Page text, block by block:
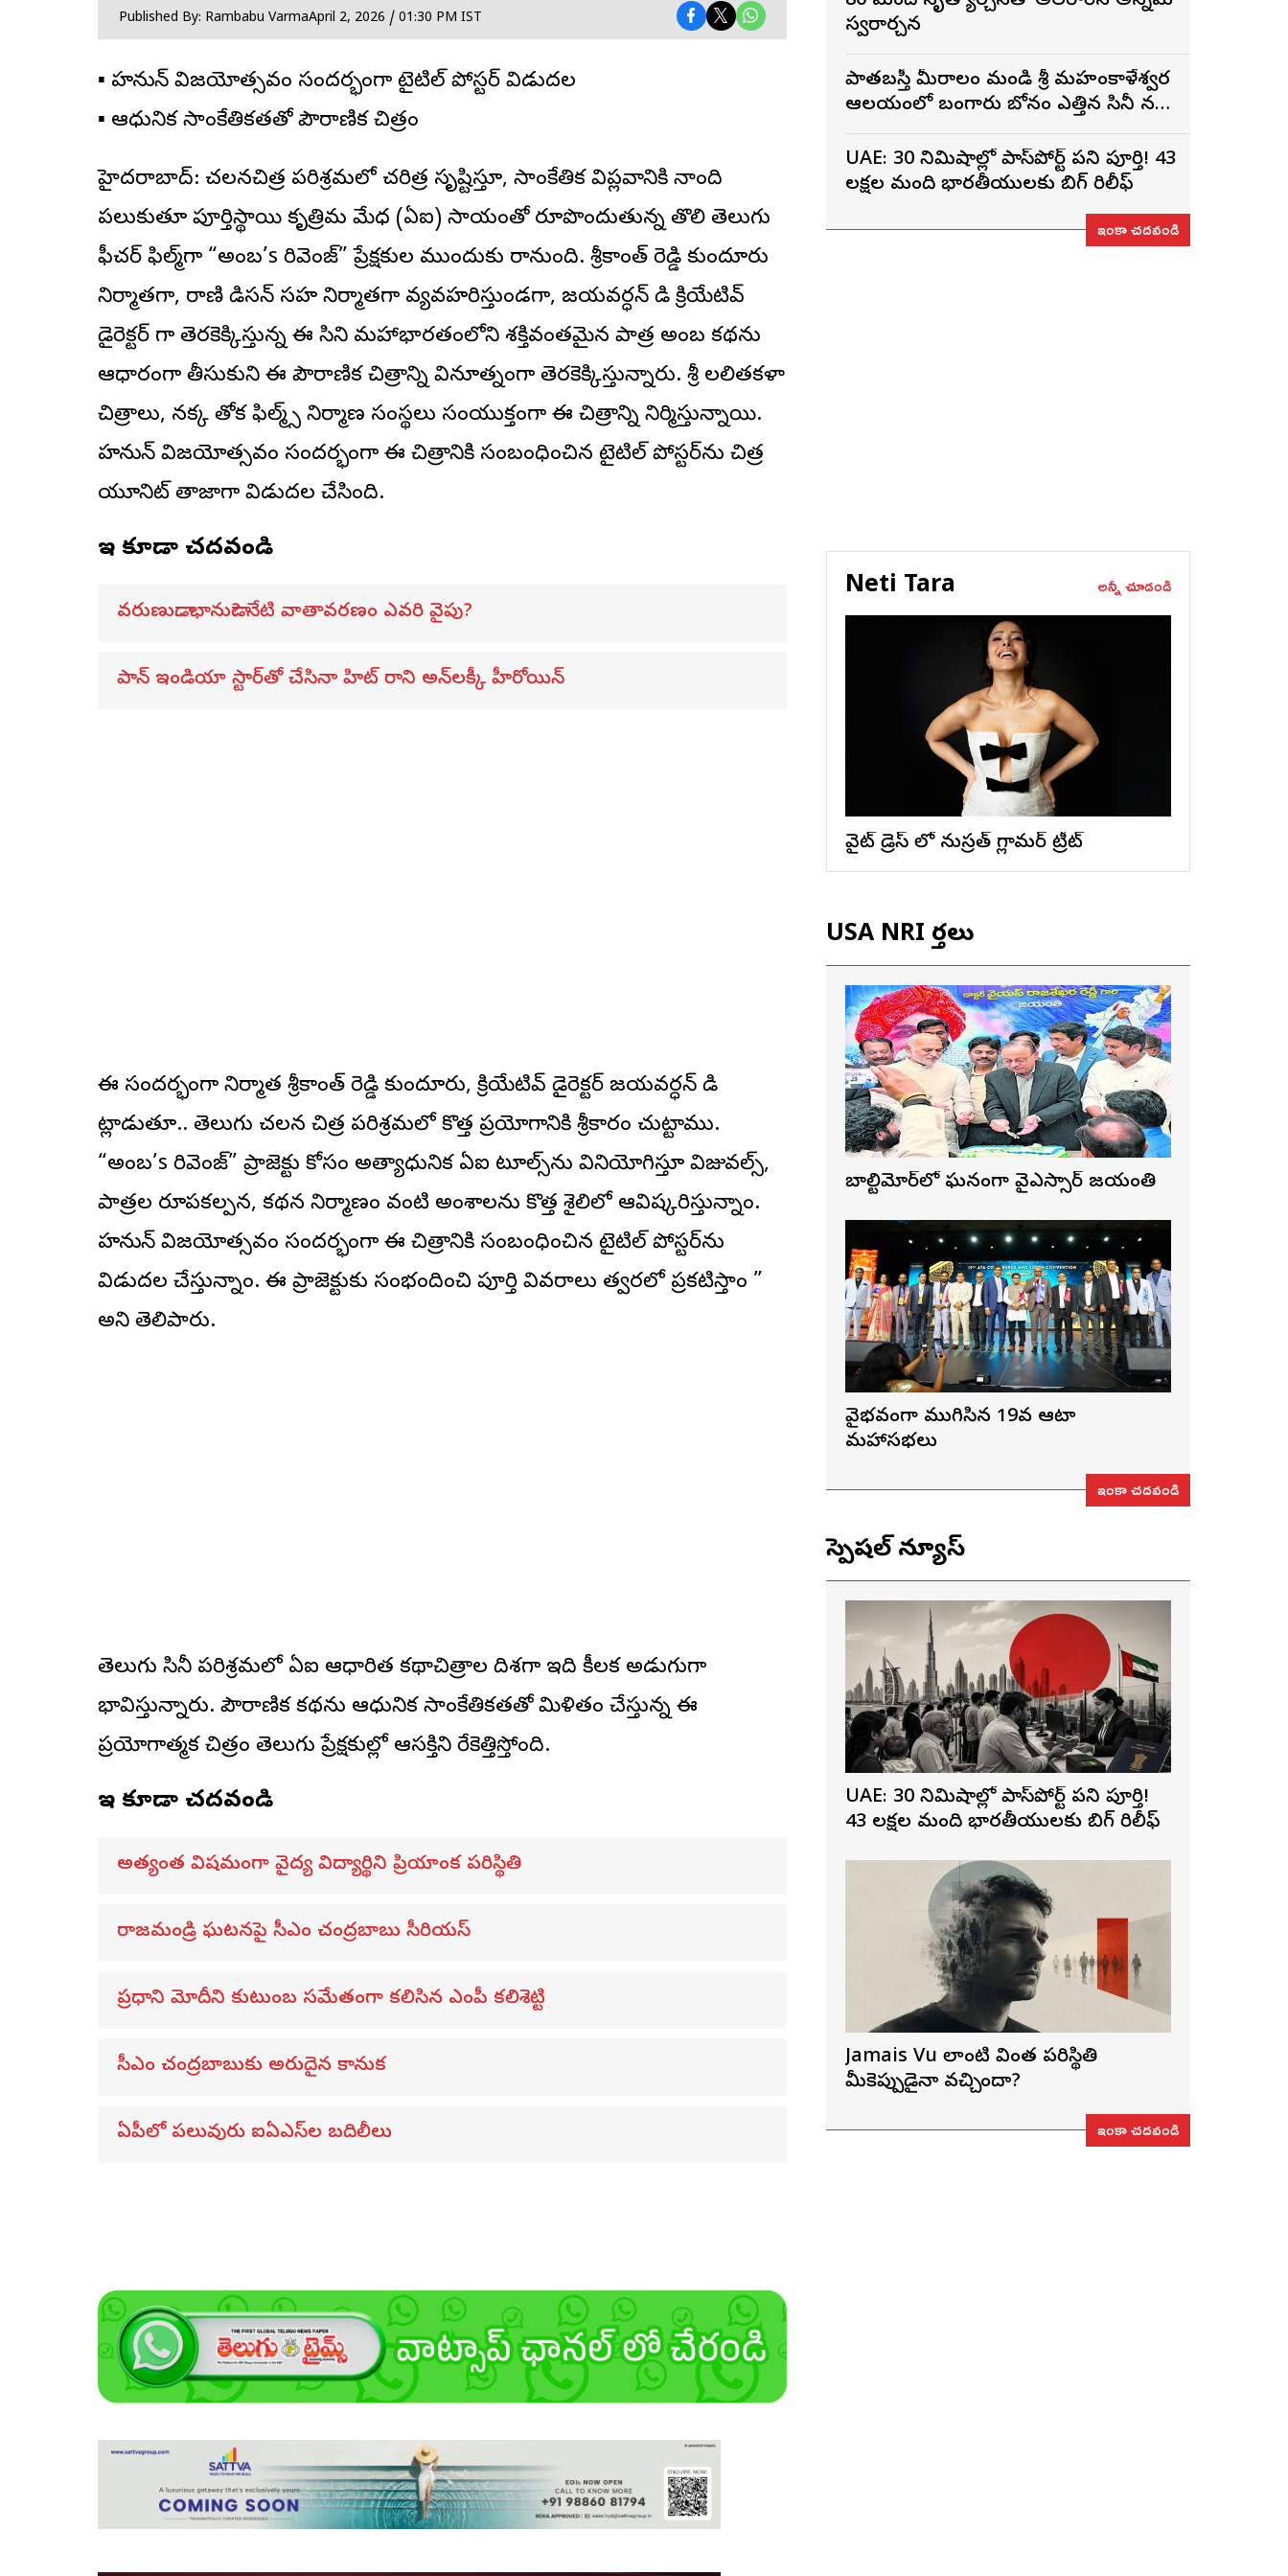
Published By: Rambabu VarmaApril 2, 2026 / 01:30 PM IST
▪️ హనుమాన్ విజయోత్సవం సందర్భంగా టైటిల్ పోస్టర్‌ విడుదల
▪️ ఆధునిక సాంకేతికతతో పౌరాణిక చిత్రం
హైదరాబాద్: చలనచిత్ర పరిశ్రమలో చరిత్ర సృష్టిస్తూ, సాంకేతిక విప్లవానికి నాంది
పలుకుతూ పూర్తిస్థాయి కృత్రిమ మేధ (ఏఐ) సాయంతో రూపొందుతున్న తొలి తెలుగు
ఫీచర్‌ ఫిల్మ్‌గా “అంబ’s రివెంజ్” ప్రేక్షకుల ముందుకు రానుంది. శ్రీకాంత్ రెడ్డి కుందూరు
నిర్మాతగా, రాణి మాడిసన్ సహ నిర్మాతగా వ్యవహరిస్తుండగా, జయవర్ధన్ మాడి క్రియేటివ్
డైరెక్టర్‌ గా తెరకెక్కిస్తున్న ఈ సినిమా మహాభారతంలోని శక్తివంతమైన పాత్ర అంబ కథను
ఆధారంగా తీసుకుని ఈ పౌరాణిక చిత్రాన్ని వినూత్నంగా తెరకెక్కిస్తున్నారు. శ్రీ లలితకళా
చిత్రాలు, నక్క తోక ఫిల్మ్స్ నిర్మాణ సంస్థలు సంయుక్తంగా ఈ చిత్రాన్ని నిర్మిస్తున్నాయి.
హనుమాన్ విజయోత్సవం సందర్భంగా ఈ చిత్రానికి సంబంధించిన టైటిల్ పోస్టర్‌ను చిత్ర
యూనిట్ తాజాగా విడుదల చేసింది.
ఇవి కూడా చదవండి
వరుణుడా.. భానుడా? నేటి వాతావరణం ఎవరి వైపు?
పాన్ ఇండియా స్టార్‌తో చేసినా హిట్ రాని అన్‌లక్కీ హీరోయిన్
ఈ సందర్భంగా నిర్మాత శ్రీకాంత్ రెడ్డి కుందూరు, క్రియేటివ్ డైరెక్టర్ జయవర్ధన్ మాడి
మాట్లాడుతూ.. తెలుగు చలన చిత్ర పరిశ్రమలో కొత్త ప్రయోగానికి శ్రీకారం చుట్టాము.
“అంబ’s రివెంజ్” ప్రాజెక్టు కోసం అత్యాధునిక ఏఐ టూల్స్‌ను వినియోగిస్తూ విజువల్స్‌,
పాత్రల రూపకల్పన, కథన నిర్మాణం వంటి అంశాలను కొత్త శైలిలో ఆవిష్కరిస్తున్నాం.
హనుమాన్ విజయోత్సవం సందర్భంగా ఈ చిత్రానికి సంబంధించిన టైటిల్ పోస్టర్‌ను
విడుదల చేస్తున్నాం. ఈ ప్రాజెక్టుకు సంభందించి పూర్తి వివరాలు త్వరలో ప్రకటిస్తాం ”
అని తెలిపారు.
తెలుగు సినీ పరిశ్రమలో ఏఐ ఆధారిత కథాచిత్రాల దిశగా ఇది కీలక అడుగుగా
భావిస్తున్నారు. పౌరాణిక కథను ఆధునిక సాంకేతికతతో మిళితం చేస్తున్న ఈ
ప్రయోగాత్మక చిత్రం తెలుగు ప్రేక్షకుల్లో ఆసక్తిని రేకెత్తిస్తోంది.
ఇవి కూడా చదవండి
అత్యంత విషమంగా వైద్య విద్యార్థిని ప్రియాంక పరిస్థితి
రాజమండ్రి ఘటనపై సీఎం చంద్రబాబు సీరియస్
ప్రధాని మోదీని కుటుంబ సమేతంగా కలిసిన ఎంపీ కలిశెట్టి
సీఎం చంద్రబాబుకు అరుదైన కానుక
ఏపీలో పలువురు ఐఏఎస్‌ల బదిలీలు
స్వరార్చన
పాతబస్తీ మీరాలం మండి శ్రీ మహంకాళేశ్వర
ఆలయంలో బంగారు బోనం ఎత్తిన సినీ నటి,
UAE: 30 నిమిషాల్లో పాస్‌పోర్ట్ పని పూర్తి! 43
లక్షల మంది భారతీయులకు బిగ్ రిలీఫ్
ఇంకా చదవండి
Neti Tara అన్నీ చూడండి
వైట్ డ్రెస్ లో నుస్ర‌త్ గ్లామ‌ర్ ట్రీట్
USA NRI వార్తలు
బాల్టిమోర్‌లో ఘనంగా వైఎస్సార్‌ జయంతి
వైభవంగా ముగిసిన 19వ ఆటా
మహాసభలు
ఇంకా చదవండి
స్పెషల్ న్యూస్
UAE: 30 నిమిషాల్లో పాస్‌పోర్ట్ పని పూర్తి!
43 లక్షల మంది భారతీయులకు బిగ్ రిలీఫ్
Jamais Vu లాంటి వింత పరిస్థితి
మీకెప్పుడైనా వచ్చిందా?
ఇంకా చదవండి